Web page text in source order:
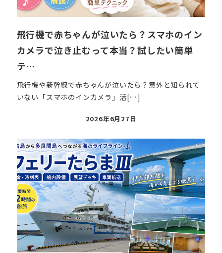
飛行機で赤ちゃんが泣いたら？スマホのイン
カメラで泣き止むって本当？試したい簡単
テ…
飛行機や新幹線で赤ちゃんが泣いたら？意外と知られて
いない「スマホのインカメラ」活[…]
投
日
2026年6月27日